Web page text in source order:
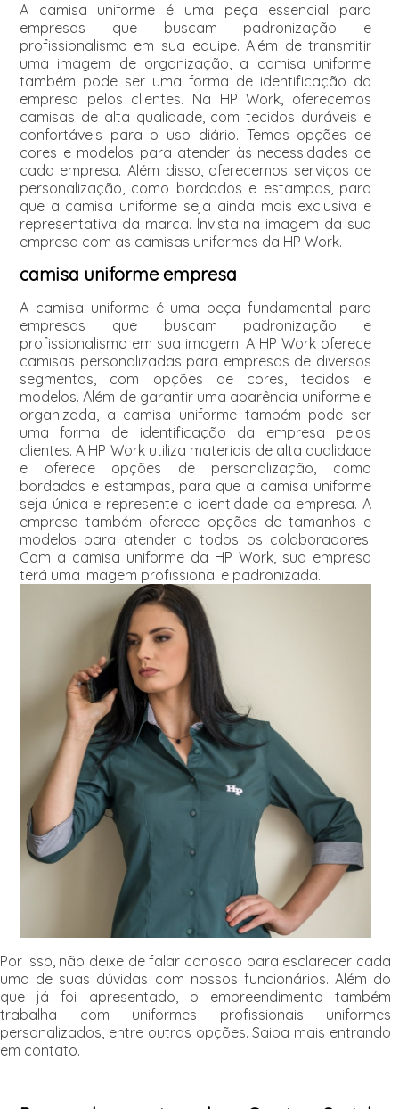
A camisa uniforme é uma peça essencial para
empresas que buscam padronização e
profissionalismo em sua equipe. Além de transmitir
uma imagem de organização, a camisa uniforme
também pode ser uma forma de identificação da
empresa pelos clientes. Na HP Work, oferecemos
camisas de alta qualidade, com tecidos duráveis e
confortáveis para o uso diário. Temos opções de
cores e modelos para atender às necessidades de
cada empresa. Além disso, oferecemos serviços de
personalização, como bordados e estampas, para
que a camisa uniforme seja ainda mais exclusiva e
representativa da marca. Invista na imagem da sua
empresa com as camisas uniformes da HP Work.
camisa uniforme empresa
A camisa uniforme é uma peça fundamental para
empresas que buscam padronização e
profissionalismo em sua imagem. A HP Work oferece
camisas personalizadas para empresas de diversos
segmentos, com opções de cores, tecidos e
modelos. Além de garantir uma aparência uniforme e
organizada, a camisa uniforme também pode ser
uma forma de identificação da empresa pelos
clientes. A HP Work utiliza materiais de alta qualidade
e oferece opções de personalização, como
bordados e estampas, para que a camisa uniforme
seja única e represente a identidade da empresa. A
empresa também oferece opções de tamanhos e
modelos para atender a todos os colaboradores.
Com a camisa uniforme da HP Work, sua empresa
terá uma imagem profissional e padronizada.
Por isso, não deixe de falar conosco para esclarecer cada
uma de suas dúvidas com nossos funcionários. Além do
que já foi apresentado, o empreendimento também
trabalha com uniformes profissionais uniformes
personalizados, entre outras opções. Saiba mais entrando
em contato.